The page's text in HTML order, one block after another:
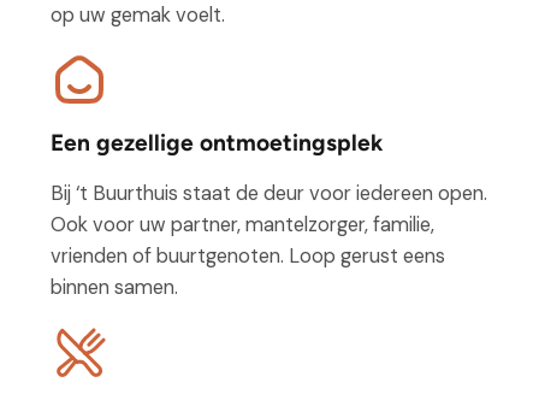
op uw gemak voelt.
Een gezellige ontmoetingsplek
Bij ‘t Buurthuis staat de deur voor iedereen open.
Ook voor uw partner, mantelzorger, familie,
vrienden of buurtgenoten. Loop gerust eens
binnen samen.